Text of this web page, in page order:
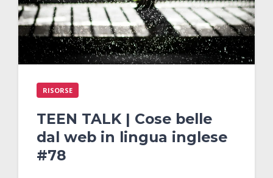
RISORSE
TEEN TALK | Cose belle
dal web in lingua inglese
#78